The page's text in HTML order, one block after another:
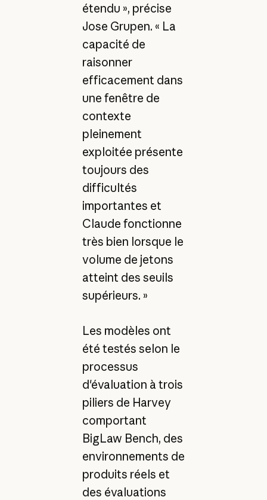
étendu », précise
Jose Grupen. « La
capacité de
raisonner
efficacement dans
une fenêtre de
contexte
pleinement
exploitée présente
toujours des
difficultés
importantes et
Claude fonctionne
très bien lorsque le
volume de jetons
atteint des seuils
supérieurs. »
Les modèles ont
été testés selon le
processus
d'évaluation à trois
piliers de Harvey
comportant
BigLaw Bench, des
environnements de
produits réels et
des évaluations